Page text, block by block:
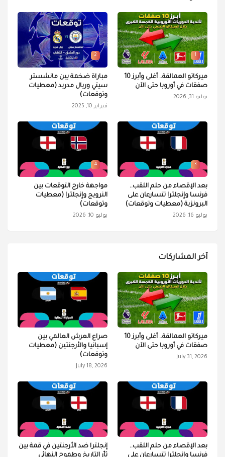
1
ميركاتو العمالقة.. أغلى وأبرز 10
صفقات في أوروبا حتى الآن
يوليو 31, 2026
2
مباراة ضخمة بين مانشستر
سيتي وريال مدريد (معطيات
وتوقعات)
فبراير 10, 2025
3
بعد الإقصاء من حلم اللقب..
فرنسا وإنجلترا تتسارعان على
البرونزية (معطيات وتوقعات)
يوليو 16, 2026
4
مواجهة خارج التوقعات بين
النرويج وإنجلترا (معطيات
وتوقعات)
يوليو 10, 2026
آخر المشاركات
ميركاتو العمالقة.. أغلى وأبرز 10
صفقات في أوروبا حتى الآن
July 31, 2026
صراع العرش العالمي بين
إسبانيا والأرجنتين (معطيات
وتوقعات)
July 18, 2026
بعد الإقصاء من حلم اللقب..
فرنسا وإنجلترا تتسارعان على
إنجلترا ضد الأرجنتين في قمة بين
ثأر التاريخ وطموح النهائي